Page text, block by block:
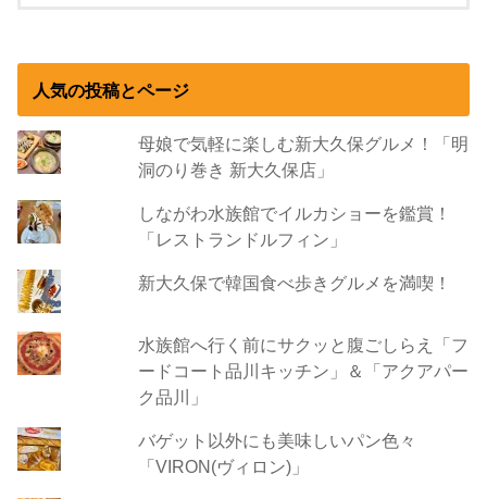
人気の投稿とページ
母娘で気軽に楽しむ新大久保グルメ！「明
洞のり巻き 新大久保店」
しながわ水族館でイルカショーを鑑賞！
「レストランドルフィン」
新大久保で韓国食べ歩きグルメを満喫！
水族館へ行く前にサクッと腹ごしらえ「フ
ードコート品川キッチン」＆「アクアパー
ク品川」
バゲット以外にも美味しいパン色々
「VIRON(ヴィロン)」